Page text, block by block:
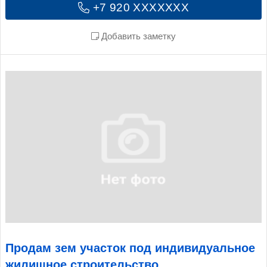
+7 920 XXXXXXX
Добавить заметку
Продам зем участок под индивидуальное
жилищное строительство